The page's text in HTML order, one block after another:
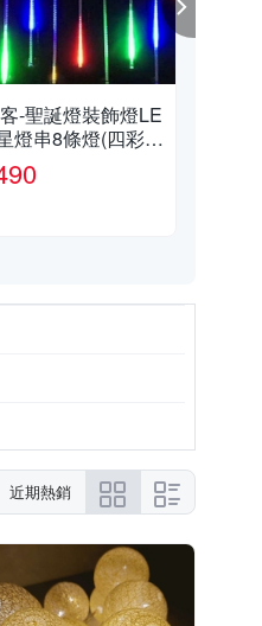
-聖誕燈裝飾燈LE
燈串8條燈(四彩光
式/單燈長50cm) 本
費
近期熱銷